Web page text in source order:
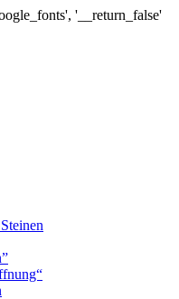
'__return_false'